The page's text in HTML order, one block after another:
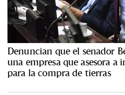
Denuncian que el senador
una empresa que asesora a
para la compra de tierras